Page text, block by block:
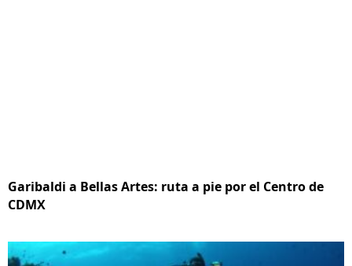
Garibaldi a Bellas Artes: ruta a pie por el Centro de
CDMX